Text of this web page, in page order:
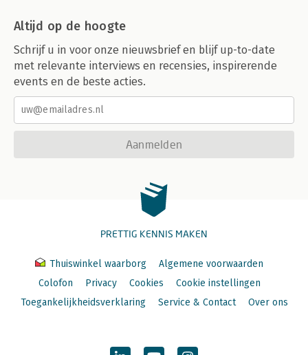
Altijd op de hoogte
Schrijf u in voor onze nieuwsbrief en blijf up-to-date
met relevante interviews en recensies, inspirerende
events en de beste acties.
Aanmelden
PRETTIG KENNIS MAKEN
Thuiswinkel waarborg
Algemene voorwaarden
Colofon
Privacy Cookies
Cookie instellingen
Toegankelijkheidsverklaring
Service & Contact Over ons